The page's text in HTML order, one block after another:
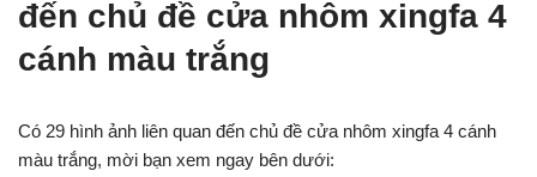
đến chủ đề cửa nhôm xingfa 4
cánh màu trắng
Có 29 hình ảnh liên quan đến chủ đề cửa nhôm xingfa 4 cánh
màu trắng, mời bạn xem ngay bên dưới: